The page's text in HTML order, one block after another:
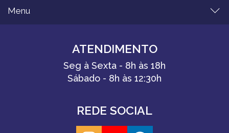
Menu
ATENDIMENTO
Seg à Sexta - 8h às 18h
Sábado - 8h às 12:30h
REDE SOCIAL